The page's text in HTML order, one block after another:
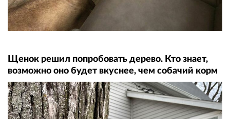
Щенок решил попробовать дерево. Кто знает,
возможно оно будет вкуснее, чем собачий корм